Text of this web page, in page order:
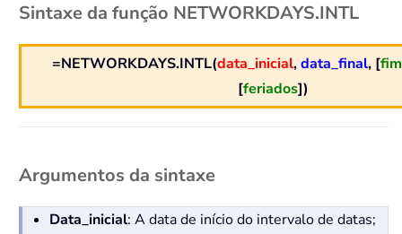
Sintaxe da função NETWORKDAYS.INTL
=NETWORKDAYS.INTL(data_inicial,data_final, [
[feriados])
Argumentos da sintaxe
Data_inicial: A data de início do intervalo de datas;